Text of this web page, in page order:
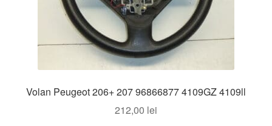
Volan Peugeot 206+ 207 96866877 4109GZ 4109ll
212,00 lei